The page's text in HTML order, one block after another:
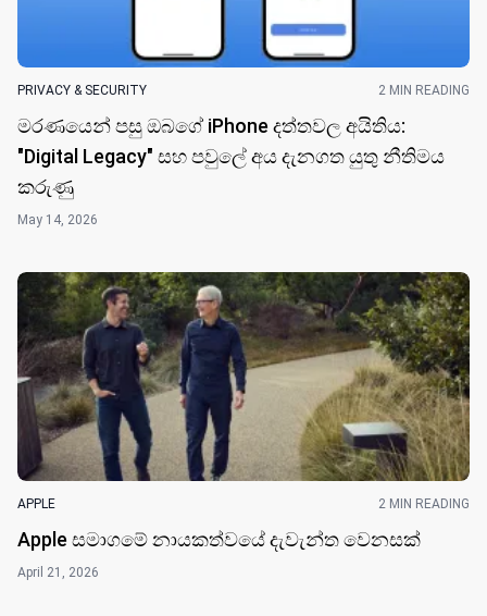
PRIVACY & SECURITY 2 MIN READING
මරණයෙන් පසු ඔබගේ iPhone දත්තවල අයිතිය:
"Digital Legacy" සහ පවුලේ අය දැනගත යුතු නීතිමය
කරුණු
May 14, 2026
APPLE 2 MIN READING
Apple සමාගමේ නායකත්වයේ දැවැන්ත වෙනසක්
April 21, 2026